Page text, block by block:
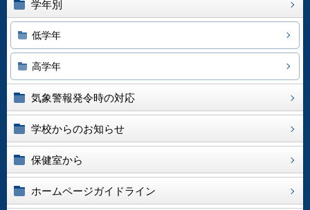
学年別
低学年
高学年
気象警報発令時の対応
学校からのお知らせ
保健室から
ホームページガイドライン